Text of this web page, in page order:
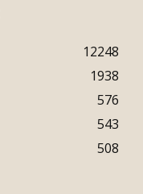
12248
1938
576
543
508